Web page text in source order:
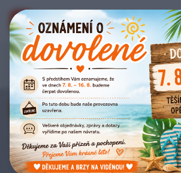
E Bistro Eden
Zpět na nabídku
✨POPULÁRNÍ